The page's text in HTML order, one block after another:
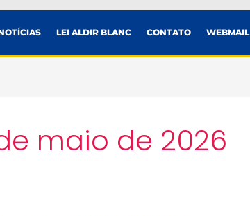
LEI ALDIR BLANC CONTATO WEBMAIL
maio de 2026